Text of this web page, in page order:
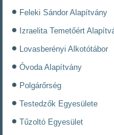
Feleki Sándor Alapítvány
Izraelita Temetőért
Lovasberényi Alkotótábor
Óvoda Alapítvány
Polgárőrség
Testedzők Egyesülete
Tűzoltó Egyesület